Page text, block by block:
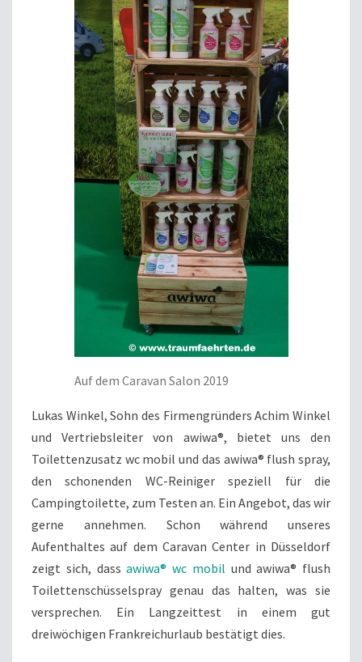
Auf dem Caravan Salon 2019
Lukas Winkel, Sohn des Firmengründers Achim Winkel
und Vertriebsleiter von awiwa®, bietet uns den
Toilettenzusatz wc mobil und das awiwa® flush spray,
den schonenden WC-Reiniger speziell für die
Campingtoilette, zum Testen an. Ein Angebot, das wir
gerne annehmen. Schon während unseres
Aufenthaltes auf dem Caravan Center in Düsseldorf
zeigt sich, dassawiwa® wc mobil und awiwa® flush
Toilettenschüsselspray genau das halten, was sie
versprechen. Ein Langzeittest in einem gut
dreiwöchigen Frankreichurlaub bestätigt dies.